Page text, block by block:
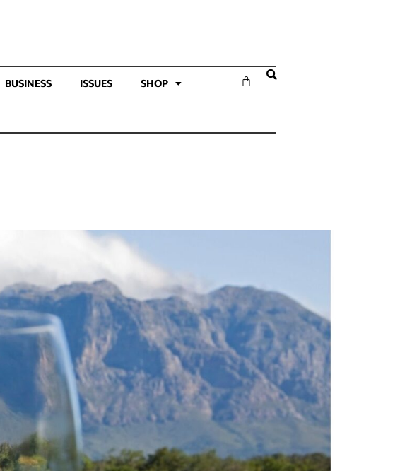
BUSINESS ISSUES SHOP